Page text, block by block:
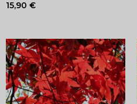
15,90 €